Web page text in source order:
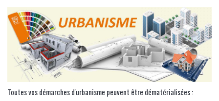
Toutes vos démarches d'urbanisme peuvent être dématérialisées :